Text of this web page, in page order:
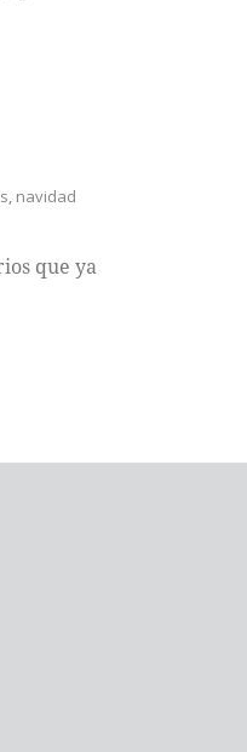
, navidad
que ya